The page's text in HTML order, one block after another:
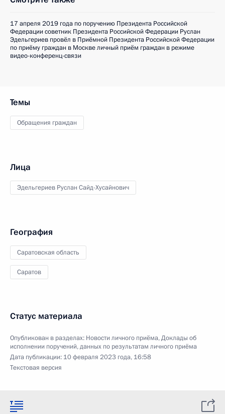
17 апреля 2019 года по поручению Президента Российской
Федерации советник Президента Российской Федерации Руслан
Эдельгериев провёл в Приёмной Президента Российской Федерации
по приёму граждан в Москве личный приём граждан в режиме
видео-конференц-связи
Темы
Обращения граждан
Лица
Эдельгериев Руслан Сайд-Хусайнович
География
Саратовская область
Саратов
Статус материала
Опубликован в разделах: Новости личного приёма,Доклады об
исполнении поручений, данных по результатам личного приёма
Дата публикации: 10 февраля 2023 года, 16:58
Текстовая версия